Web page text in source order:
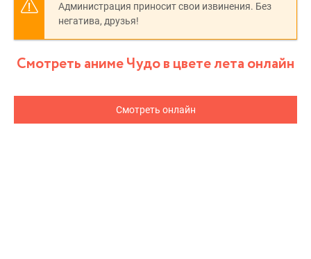
Администрация приносит свои извинения. Без
негатива, друзья!
Смотреть аниме Чудо в цвете лета онлайн
Смотреть онлайн